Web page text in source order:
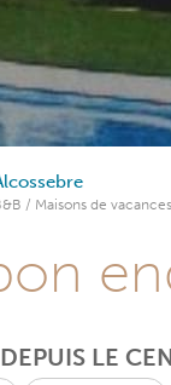
/ Maisons de vacances
LE